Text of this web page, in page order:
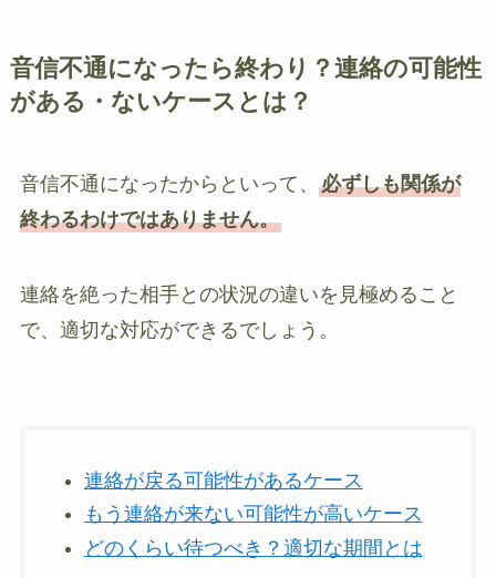
音信不通になったら終わり？連絡の可能性
がある・ないケースとは？
音信不通になったからといって、 必ずしも関係が
終わるわけではありません。
連絡を絶った相手との状況の違いを見極めること
で、適切な対応ができるでしょう。
連絡が戻る可能性があるケース
もう連絡が来ない可能性が高いケース
どのくらい待つべき？適切な期間とは